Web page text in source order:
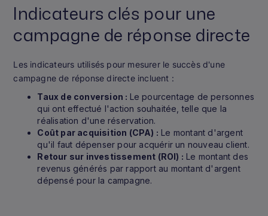
Indicateurs clés pour une
campagne de réponse directe
Les indicateurs utilisés pour mesurer le succès d'une
campagne de réponse directe incluent :
Taux de conversion : Le pourcentage de personnes
qui ont effectué l'action souhaitée, telle que la
réalisation d'une réservation.
Coût par acquisition (CPA) : Le montant d'argent
qu'il faut dépenser pour acquérir un nouveau client.
Retour sur investissement (ROI) : Le montant des
revenus générés par rapport au montant d'argent
dépensé pour la campagne.